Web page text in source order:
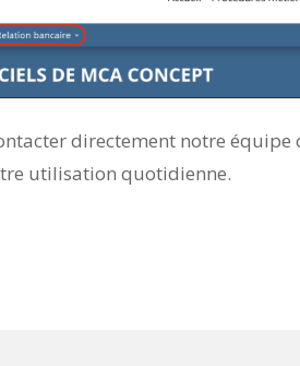
directement notre équipe
utilisation quotidienne.